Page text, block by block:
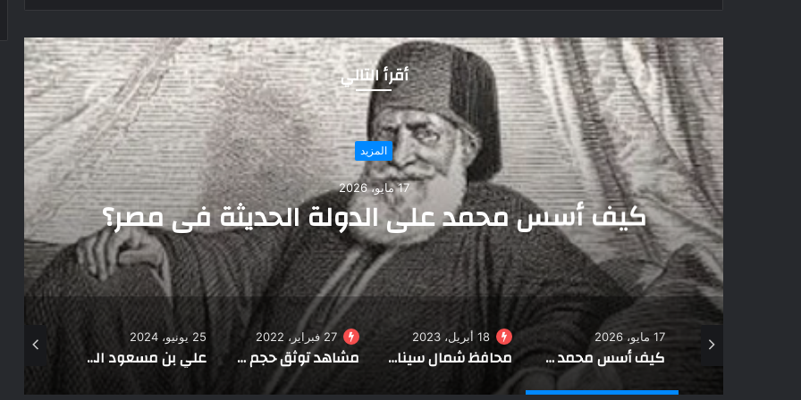
أقرأ التالي
أهم الاخبار
18 أبريل، 2023
محافظ شمال سيناء يشهد حفل الإفطار الجماعي
على ساحل البحر بالعريش
18 أبريل، 2023
محافظ شمال سيناء يشهد حفل الإفطار الجماعي على ساحل البحر بالعريش
27 فبراير، 2022
مشاهد توثق حجم الدمار في سارتانا وتالاكوفك في أوكرانيا (10 صور)
25 يونيو، 2024
علي بن مسعود المعشني يكتب: النتائج الحتمية للنضال التراكمي
23 فبراير، 2022
تشكيل لجنة استلام للتجمعات التنموية في إقليم وسط سيناء